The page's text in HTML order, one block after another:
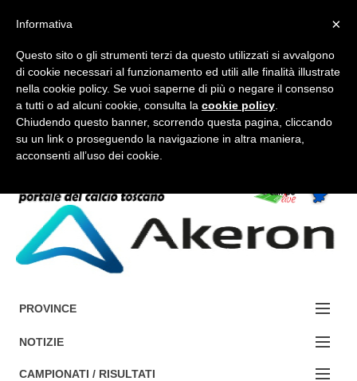
FORUM-ACCEDI
Accedi / Registrati
PROVINCE
EDIZIONE:
AREZZO
NOTIZIE
NOTIZIE:
CAMPIONATI / RISULTATI
×
Informativa
Questo sito o gli strumenti terzi da questo utilizzati si avvalgono
di cookie necessari al funzionamento ed utili alle finalità illustrate
nella cookie policy. Se vuoi saperne di più o negare il consenso
a tutti o ad alcuni cookie, consulta la cookie policy
Chiudendo questo banner, scorrendo questa pagina, cliccando
su un link o proseguendo la navigazione in altra maniera,
acconsenti all’uso dei cookie.